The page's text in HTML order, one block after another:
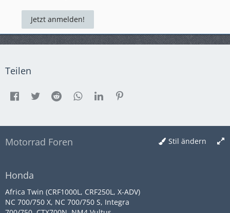
Jetzt anmelden!
Teilen
Stil ändern
Motorrad Foren
Honda
Africa Twin (CRF1000L, CRF250L, X-ADV)
NC 700/750 X, NC 700/750 S, Integra